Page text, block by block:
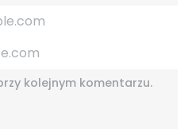
kolejnym komentarzu.